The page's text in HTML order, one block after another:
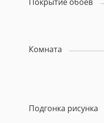
Комната
Подгонка рисунка